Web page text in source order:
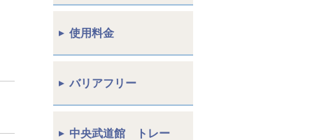
使用料金
バリアフリー
中央武道館 トレー